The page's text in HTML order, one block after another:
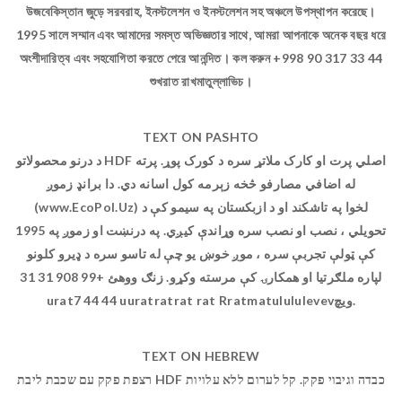
উজবেকিস্তান জুড়ে সরবরাহ, ইনস্টলেশন ও ইনস্টলেশন সহ অঞ্চলে উপস্থাপন করেছে।
1995 সালে সম্মান এবং আমাদের সমস্ত অভিজ্ঞতার সাথে, আমরা আপনাকে অনেক বছর ধরে
অংশীদারিত্ব এবং সহযোগিতা করতে পেরে আনন্দিত। কল করুন +998 90 317 33 44
শুখরাত রাখমাতুল্লাভিচ।
TEXT ON PASHTO
د درنو محصولاتو HDF اصلي پرت او کارک ملاتړ سره د کورک پوړ. پرته
له اضافي مصارفو څخه زېرمه کول اسانه دي. دا برانډ زموږ
(www.EcoPol.Uz) لخوا په تاشکند او د ازبکستان په سیمو کې د
تحویلي ، نصب او نصب سره وړاندې کیږي. په درنښت او زموږ په 1995
کې ټولې تجربې سره ، موږ خوښ یو چې له تاسو سره د ډیرو کلونو
لپاره ملګرتیا او همکارۍ کې مرسته وکړو. زنګ ووهئ +99 908 31 31
urat7 44 44 uuratratrat rat Rratmatulululevevویچ.
TEXT ON HEBREW
רצפת פקק עם שכבת ליבת HDF כבדה וגיבוי פקק. קל לערום ללא עלויות